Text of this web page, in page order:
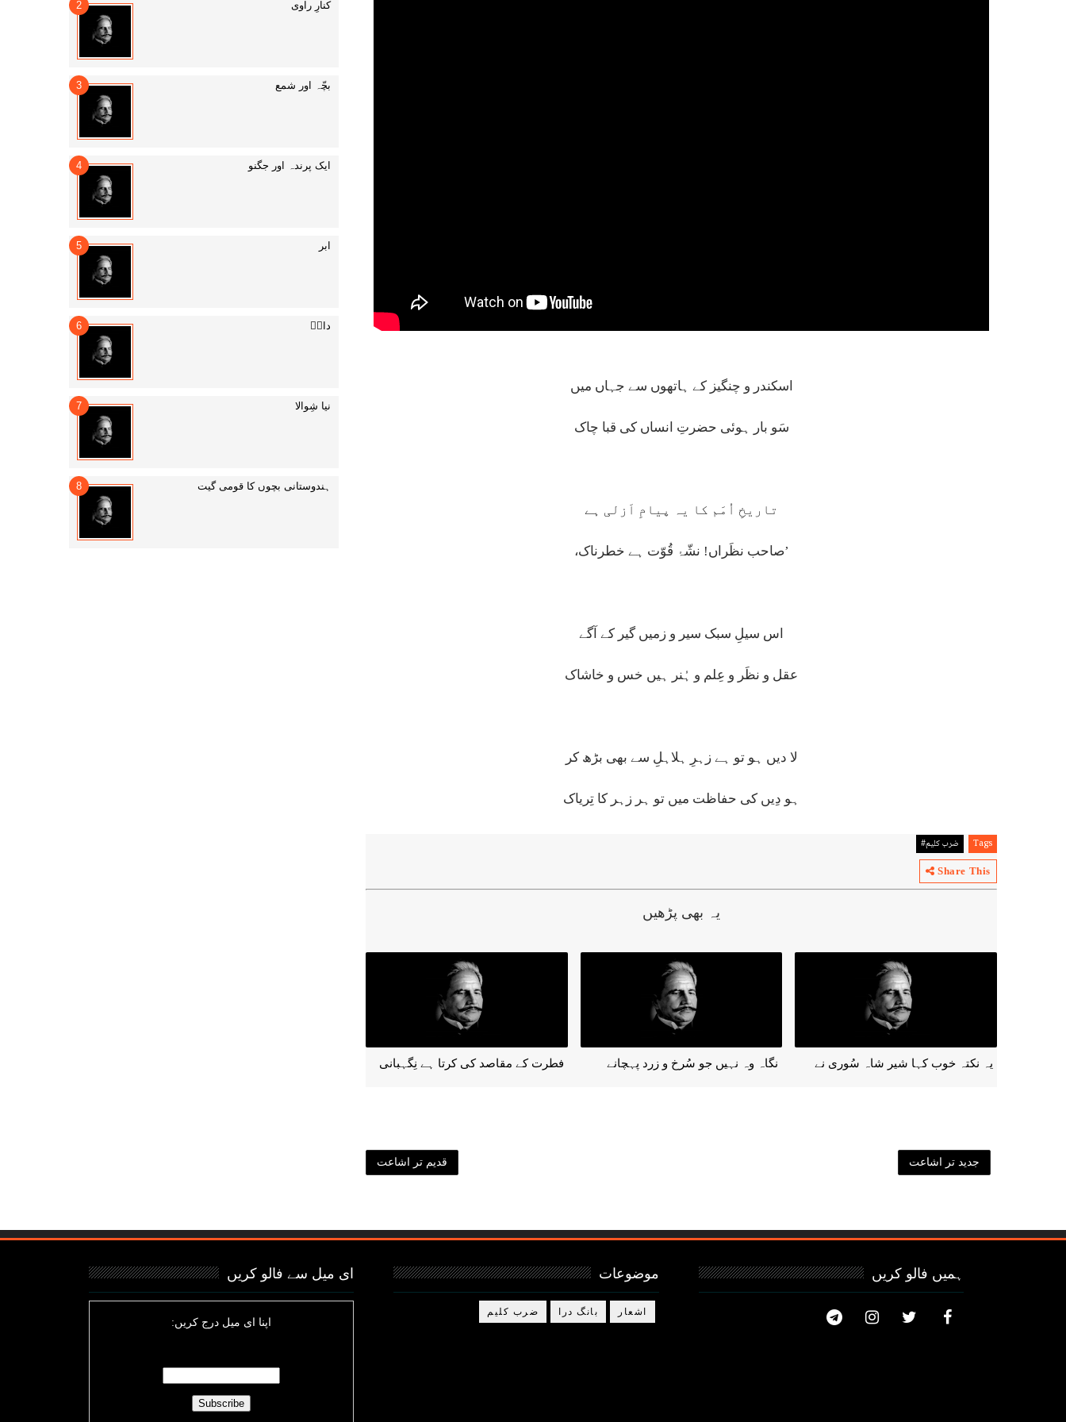
اسکندر و چنگیز کے ہاتھوں سے جہاں میں
سَو بار ہوئی حضرتِ انساں کی قبا چاک
تاریخِ اُمَم کا یہ پیامِ اَزلی ہے
’صاحب نظَراں! نشّۂ قُوّت ہے خطرناک،
اس سیلِ سبک سیر و زمیں گیر کے آگے
عقل و نظَر و عِلم و ہُنر ہیں خس و خاشاک
لا دیں ہو تو ہے زہرِ ہلاہلِ سے بھی بڑھ کر
ہو دِیں کی حفاظت میں تو ہر زہر کا تِریاک
Tags ضرب کلیم#
Share This
یہ بھی پڑھیں
فطرت کے مقاصد کی کرتا ہے نِگہبانی نگاہ وہ نہیں جو سُرخ و زرد پہچانے یہ نکتہ خوب کہا شیر شاہ سُوری نے
جدید تر اشاعت قدیم تر اشاعت
کنارِ راوی
بچّہ اور شمع
ایک پرندہ اور جگنو
ابر
داغؔ
نیا شِوالا
ہندوستانی بچوں کا قومی گیت
ای میل سے فالو کریں
اپنا ای میل درج کریں:
موضوعات
اشعار بانگ درا ضرب کلیم
ہمیں فالو کریں